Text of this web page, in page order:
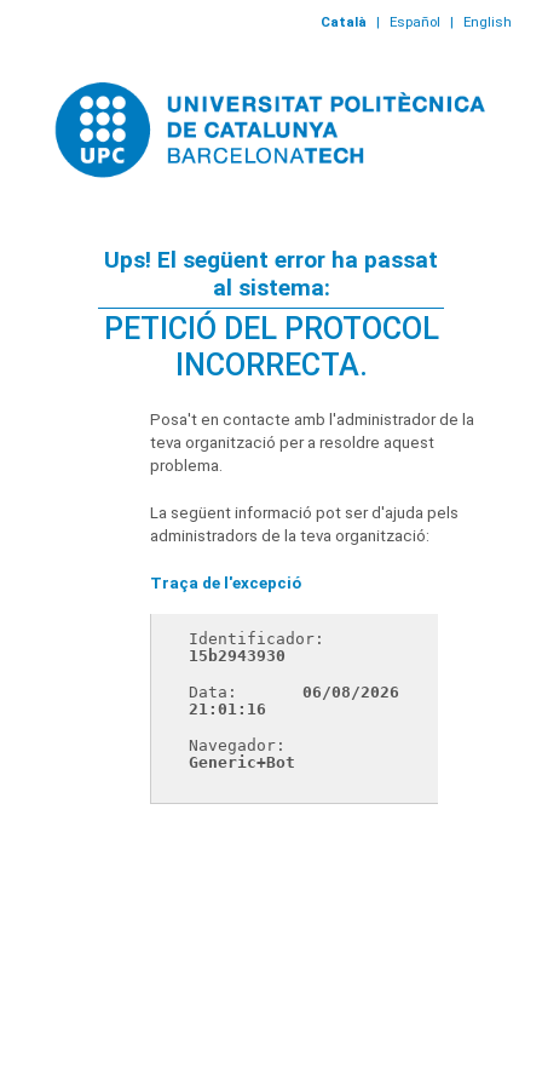
Català | Español | English
Ups! El següent error ha passat
al sistema:
PETICIÓ DEL PROTOCOL
INCORRECTA.
Posa't en contacte amb l'administrador de la
teva organització per a resoldre aquest
problema.
La següent informació pot ser d'ajuda pels
administradors de la teva organització:
Traça de l'excepció
15b2943930
Data:
06/08/2026
21:01:16
Generic+Bot